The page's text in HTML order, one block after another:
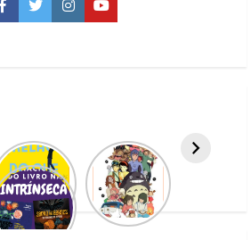
Facebook
TwitterInstagramYouTube